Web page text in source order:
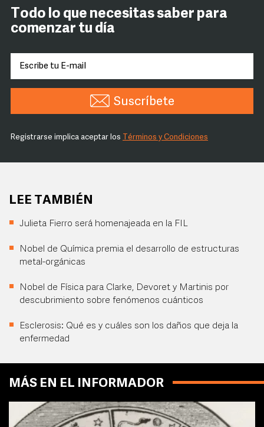
Todo lo que necesitas saber para
comenzar tu día
Suscríbete
Registrarse implica aceptar los Términos y Condiciones
LEE TAMBIÉN
Julieta Fierro será homenajeada en la FIL
Nobel de Química premia el desarrollo de estructuras
metal-orgánicas
Nobel de Física para Clarke, Devoret y Martinis por
descubrimiento sobre fenómenos cuánticos
Esclerosis: Qué es y cuáles son los daños que deja la
enfermedad
MÁS EN EL INFORMADOR